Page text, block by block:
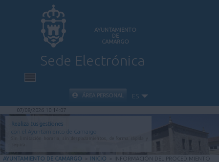
AYUNTAMIENTO
DE
CAMARGO
Sede Electrónica
INICIO
INFORMACIÓN PÚBLICA
CARPETA CIUDADANA
ÁREA PERSONAL ES
07/08/2026 10:14:07
Realiza tus gestiones
con el Ayuntamiento de Camargo
AYUNTAMIENTO DE CAMARGO > INICIO > INFORMACIÓN DEL PROCEDIMIENTO